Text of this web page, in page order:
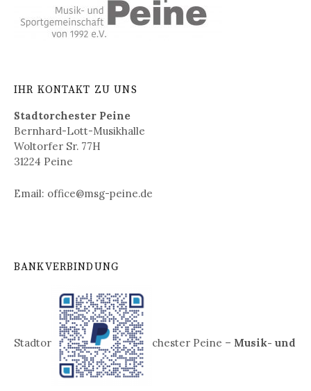
IHR KONTAKT ZU UNS
Stadtorchester Peine
Bernhard-Lott-Musikhalle
Woltorfer Sr. 77H
31224 Peine
Email: office@msg-peine.de
BANKVERBINDUNG
Stadtor chester Peine – Musik- und